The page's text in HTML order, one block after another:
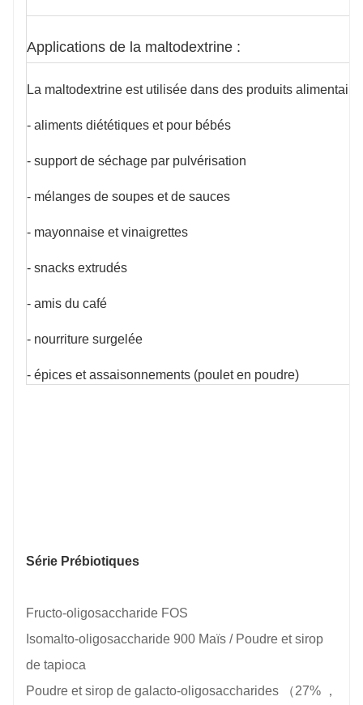
Applications de la maltodextrine :
La maltodextrine est utilisée dans des produits
- aliments diététiques et pour bébés
- support de séchage par pulvérisation
- mélanges de soupes et de sauces
- mayonnaise et vinaigrettes
- snacks extrudés
- amis du café
- nourriture surgelée
- épices et assaisonnements (poulet en poudre)
Série Prébiotiques
Fructo-oligosaccharide FOS
Isomalto-oligosaccharide 900 Maïs / Poudre et sirop
de tapioca
Poudre et sirop de galacto-oligosaccharides
（27% ，